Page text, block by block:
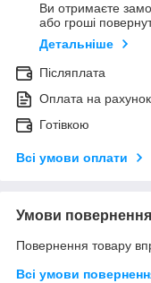
Ви отримаєте
або гроші
Детальніше
Післяплата
Оплата на рахунок
Готівкою
Всі умови оплати
Умови повернення
Повернення товару
Всі умови